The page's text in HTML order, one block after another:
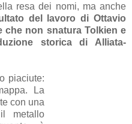
resa dei nomi, ma anche
del lavoro di Ottavio
che non snatura Tolkien e
storica di Alliata-
piaciute:
La
con una
metallo